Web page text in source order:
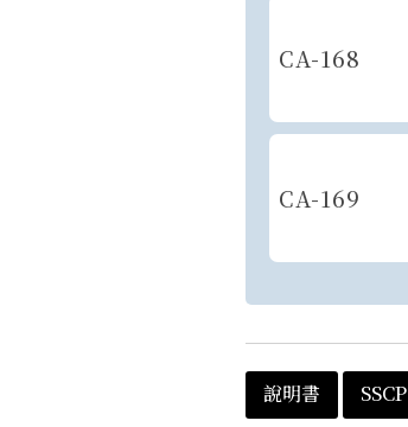
CA-168
CA-169
說明書 SSCP